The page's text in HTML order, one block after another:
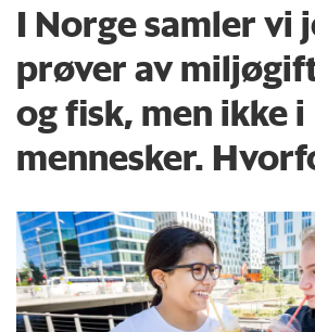
I Norge samler vi
prøver av
og fisk, men ikke i
mennesker.